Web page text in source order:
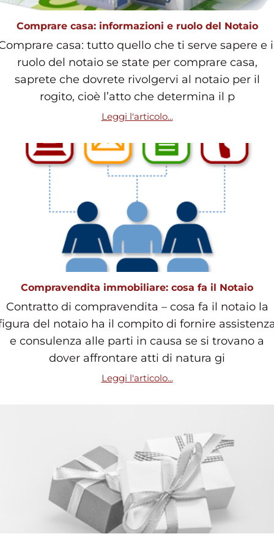
Comprare casa: informazioni e ruolo del Notaio
casa: tutto quello che ti serve sapere e
ruolo del notaio se state per comprare casa,
saprete che dovrete rivolgervi al notaio per il
rogito, cioè l’atto che determina il p
Leggi l'articolo...
Compravendita immobiliare: cosa fa il Notaio
Contratto di compravendita – cosa fa il notaio la
del notaio ha il compito di fornire
e consulenza alle parti in causa se si trovano a
dover affrontare atti di natura gi
Leggi l'articolo...